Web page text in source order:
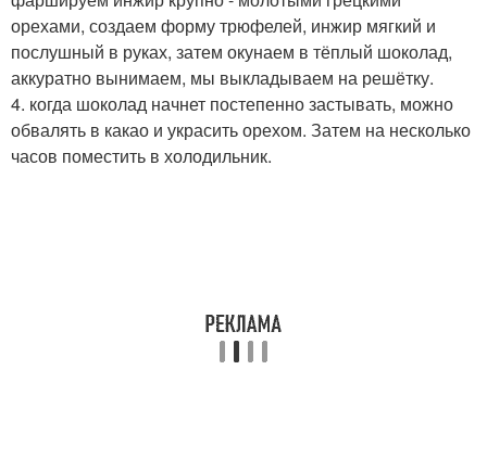
орехами, создаем форму трюфелей, инжир мягкий и
послушный в руках, затем окунаем в тёплый шоколад,
аккуратно вынимаем, мы выкладываем на решётку.
4. когда шоколад начнет постепенно застывать, можно
обвалять в какао и украсить орехом. Затем на несколько
часов поместить в холодильник.